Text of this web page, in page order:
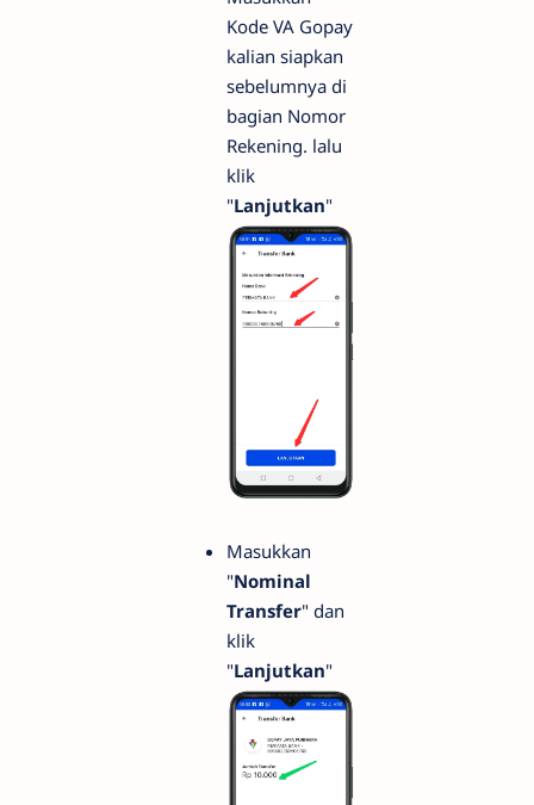
Kode VA Gopay
kalian siapkan
sebelumnya di
bagian Nomor
Rekening. lalu
klik
"Lanjutkan"
Masukkan
"Nominal
Transfer" dan
klik
"Lanjutkan"